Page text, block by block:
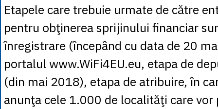
Etapele care trebuie urmate de către
pentru obţinerea sprijinului financiar
înregistrare (începând cu data de 20
portalul www.WiFi4EU.eu, etapa de
(din mai 2018), etapa de atribuire, în
anunţa cele 1.000 de localităţi care